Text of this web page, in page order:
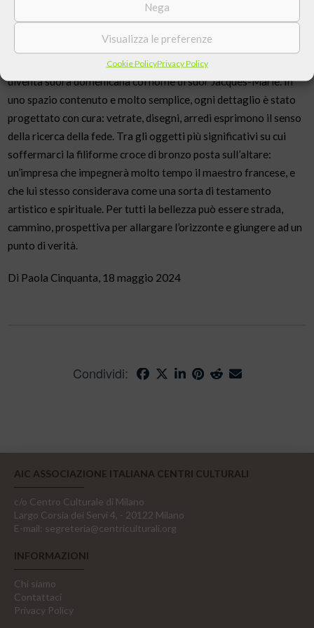
Nega
Visualizza le preferenze
Cookie PolicyPrivacy Policy
percorso si è poi concluso con il capolavoro di Matisse,
realizzato da questo artista ateo, ormai anziano e malato, per il
convento di suore Domenicane di cui faceva parte Monique
Burgeois, prima infermiera del pittore, poi modella e amica, che
diventa suora domenicana col nome di suor Jacques-Marie. In
uno spazio contenuto e molto semplice, ogni dettaglio è stato
progettato con cura: vetrate, disegni, arredi esprimono il senso
della ricerca della fede. Tra gli oggetti più significativi su cui
soffermarci la filiforme croce di bronzo posta sull’altare:
un’impresa che impegnerà molto tempo il maestro francese, e
che lui stesso considerava come una sorta di testamento
artistico e spirituale. Per tutti la bellezza può essere strada,
cammino, prospettiva per allargare l’orizzonte e giungere ad un
punto di verità.
Di Paola Cinquanta, 18 maggio 2024
Condividi:
AIC ASSOCIAZIONE ITALIANA CENTRI CULTURALI
c/o Centro Culturale di Milano
Largo Corsia dei Servi 4, - 20122 Milano
E-mail: segreteria@centriculturali.org
INFORMAZIONI
Chi siamo
Contattaci
Privacy Policy